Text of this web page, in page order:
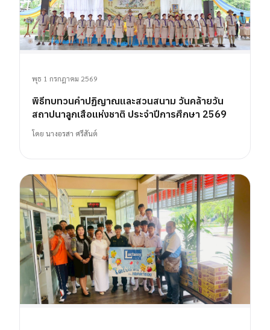
พุธ 1 กรกฎาคม 2569
พิธีทบทวนคำปฏิญาณและสวนสนาม วันคล้ายวัน
สถาปนาลูกเสือแห่งชาติ ประจำปีการศึกษา 2569
โดย นางอรสา ศรีสันต์